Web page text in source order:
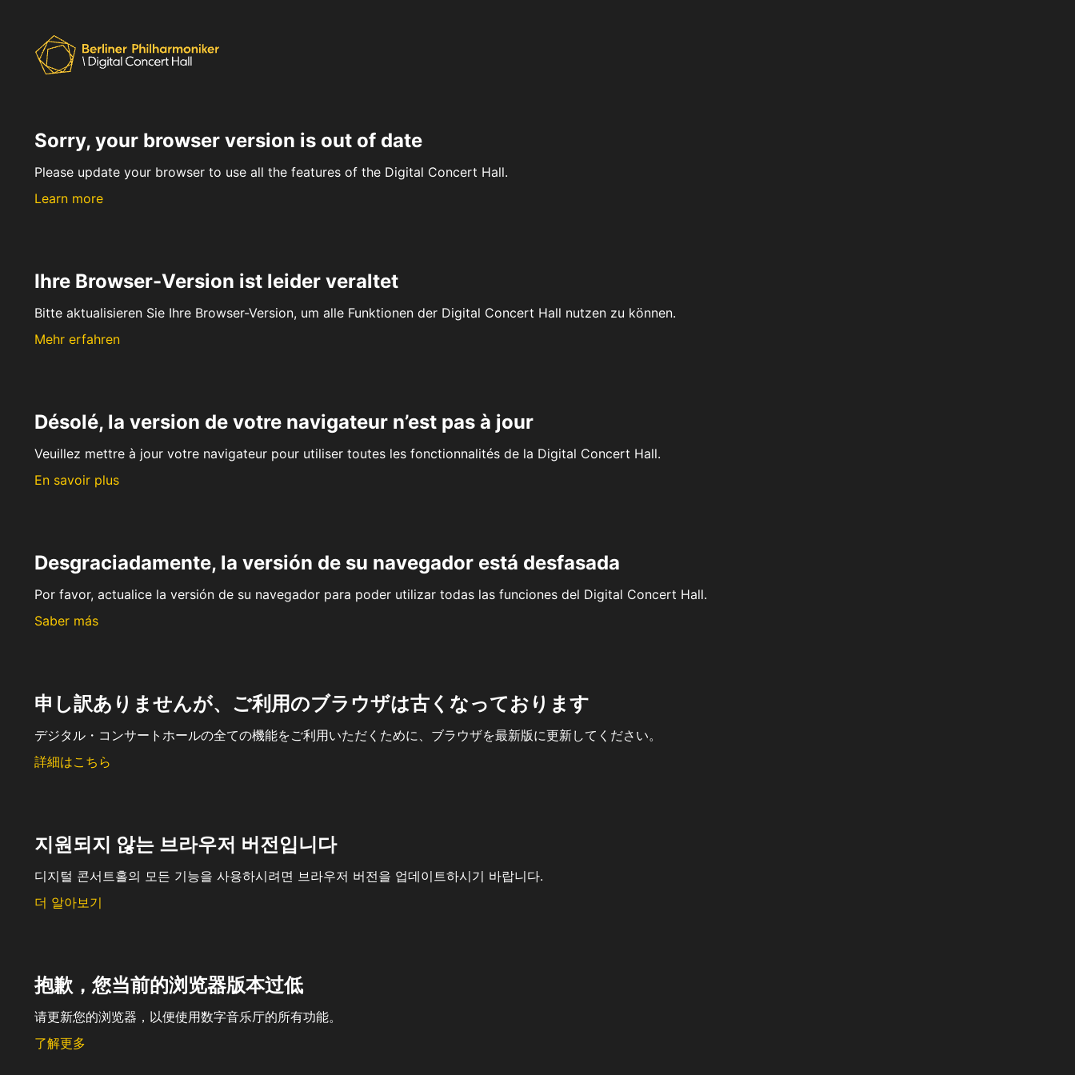
Sorry, your browser version is out of date
Please update your browser to use all the features of the Digital Concert Hall.
Learn more
Ihre Browser-Version ist leider veraltet
Bitte aktualisieren Sie Ihre Browser-Version, um alle Funktionen der Digital Concert Hall nutzen zu können.
Mehr erfahren
Désolé, la version de votre navigateur n’est pas à jour
Veuillez mettre à jour votre navigateur pour utiliser toutes les fonctionnalités de la Digital Concert Hall.
En savoir plus
Desgraciadamente, la versión de su navegador está desfasada
Por favor, actualice la versión de su navegador para poder utilizar todas las funciones del Digital Concert Hall.
Saber más
申し訳ありませんが、ご利用のブラウザは古くなっております
デジタル・コンサートホールの全ての機能をご利用いただくために、ブラウザを最新版に更新してください。
詳細はこちら
지원되지 않는 브라우저 버전입니다
디지털 콘서트홀의 모든 기능을 사용하시려면 브라우저 버전을 업데이트하시기 바랍니다.
더 알아보기
抱歉，您当前的浏览器版本过低
请更新您的浏览器，以便使用数字音乐厅的所有功能。
了解更多